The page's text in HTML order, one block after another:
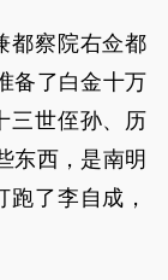
都察院右佥都
备了白金十万
三世侄孙、历
东西，是南明
了李自成，